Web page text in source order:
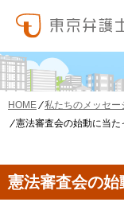
HOME 私たちのメッセー
憲法審査会の始動に当た
憲法審査会の始